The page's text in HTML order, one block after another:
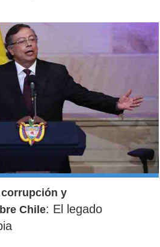
corrupción y
Chile: El legado